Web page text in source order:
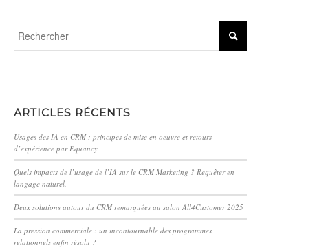
ARTICLES RÉCENTS
Usages des IA en CRM : principes de mise en oeuvre et retours
d’expérience par Equancy
Quels impacts de l’usage de l’IA sur le CRM Marketing ? Requêter en
langage naturel.
Deux solutions autour du CRM remarquées au salon All4Customer 2025
La pression commerciale : un incontournable des programmes
relationnels enfin résolu ?